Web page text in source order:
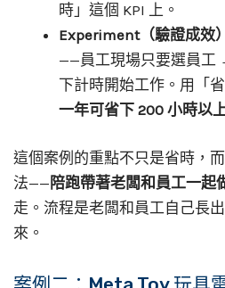
時」這個 KPI 上。
Experiment（驗證成效）
——員工現場只要選員
下計時開始工作。用「
一年可省下 200 小時以
這個案例的重點不只是省時，
法—— 陪跑帶著老闆和員工一起
走。流程是老闆和員工自己長
來。
案例二：Meta Toy 玩具